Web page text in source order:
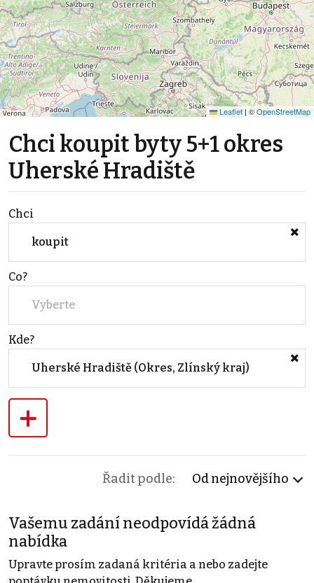
Leaflet | ©OpenStreetMap
Chci koupit byty 5+1 okres
Uherské Hradiště
Chci
koupit
Co?
Vyberte
Kde?
Uherské Hradiště (Okres, Zlínský kraj)
+
Řadit podle: Od nejnovějšího
Vašemu zadání neodpovídá žádná
nabídka
Upravte prosím zadaná kritéria a nebo zadejte